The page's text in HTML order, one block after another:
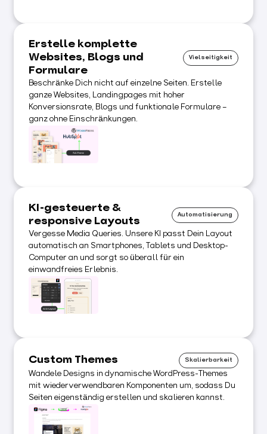
Erstelle komplette
Websites, Blogs und
Formulare
Vielseitigkeit
Beschränke Dich nicht auf einzelne Seiten. Erstelle
ganze Websites, Landingpages mit hoher
Konversionsrate, Blogs und funktionale Formulare –
ganz ohne Einschränkungen.
KI-gesteuerte &
responsive Layouts
Automatisierung
Vergesse Media Queries. Unsere KI passt Dein Layout
automatisch an Smartphones, Tablets und Desktop-
Computer an und sorgt so überall für ein
einwandfreies Erlebnis.
Custom Themes Skalierbarkeit
Wandele Designs in dynamische WordPress-Themes
mit wiederverwendbaren Komponenten um, sodass Du
Seiten eigenständig erstellen und skalieren kannst.